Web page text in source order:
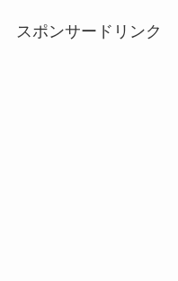
スポンサードリンク